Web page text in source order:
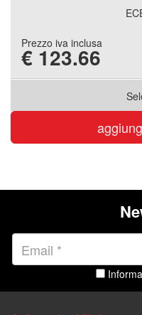
Prezzo iva inclusa
€ 123.66